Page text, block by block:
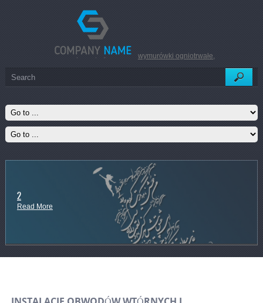
wymurówki ogniotrwałe,
2
Read More